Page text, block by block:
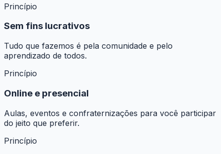
Princípio
Sem fins lucrativos
Tudo que fazemos é pela comunidade e pelo
aprendizado de todos.
Princípio
Online e presencial
Aulas, eventos e confraternizações para você participar
do jeito que preferir.
Princípio